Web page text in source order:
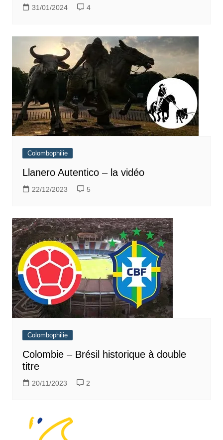
31/01/2024 4
Colombophilie
Llanero Autentico – la vidéo
22/12/2023 5
Colombophilie
Colombie – Brésil historique à double
titre
20/11/2023 2